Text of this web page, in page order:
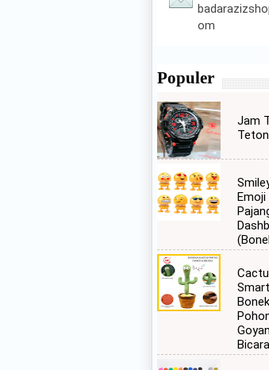
om
Populer
Jam
Emoji
Bicara